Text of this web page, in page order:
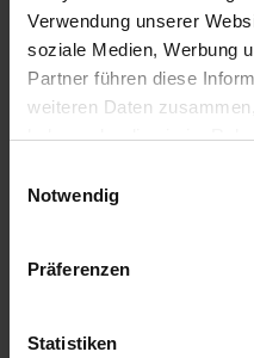
Verwendung unserer
soziale Medien, Werbung
Partner führen diese
weiteren Daten
haben oder die sie im
Cookies, wenn Sie unsere
Notwendig
Präferenzen
Statistiken
War diese Bewertung hilfreich?
A
Verified Customer
Ich empfehle dieses Produkt